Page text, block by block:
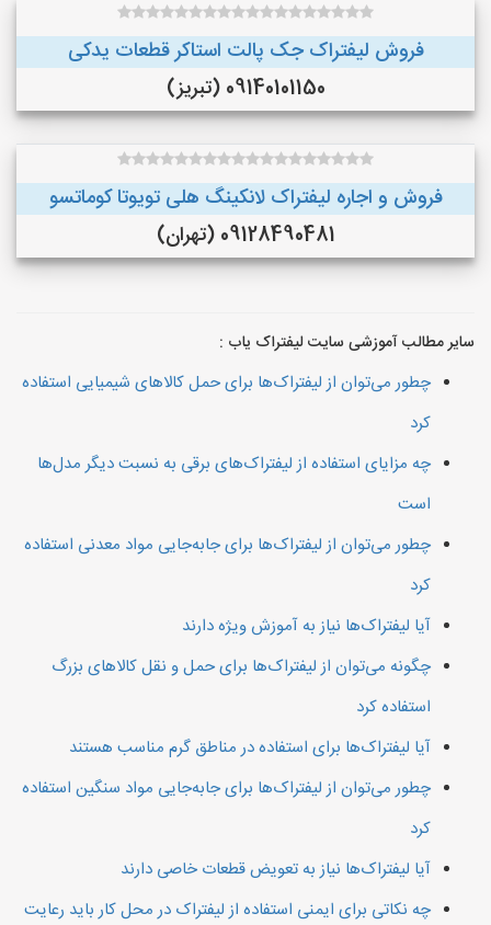
فروش لیفتراک جک پالت استاکر قطعات یدکی
09140101150 (تبریز)
فروش و اجاره لیفتراک لانکینگ هلی تویوتا کوماتسو
09128490481 (تهران)
سایر مطالب آموزشی سایت لیفتراک یاب :
چطور می‌توان از لیفتراک‌ها برای حمل کالاهای شیمیایی استفاده
کرد
چه مزایای استفاده از لیفتراک‌های برقی به نسبت دیگر مدل‌ها
است
چطور می‌توان از لیفتراک‌ها برای جابه‌جایی مواد معدنی استفاده
کرد
آیا لیفتراک‌ها نیاز به آموزش ویژه دارند
چگونه می‌توان از لیفتراک‌ها برای حمل و نقل کالاهای بزرگ
استفاده کرد
آیا لیفتراک‌ها برای استفاده در مناطق گرم مناسب هستند
چطور می‌توان از لیفتراک‌ها برای جابه‌جایی مواد سنگین استفاده
کرد
آیا لیفتراک‌ها نیاز به تعویض قطعات خاصی دارند
چه نکاتی برای ایمنی استفاده از لیفتراک در محل کار باید رعایت